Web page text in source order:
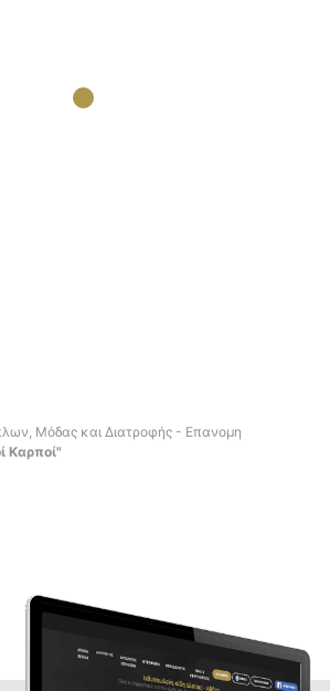
Μόδας και Διατροφής - Επανομη
Καρποί"